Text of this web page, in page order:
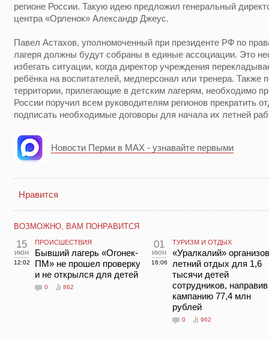
регионе России. Такую идею предложил генеральный
центра «Орленок» Александр Джеус.
Павел Астахов, уполномоченный при президенте РФ по
лагеря должны будут собраны в единые ассоциации. Это
избегать ситуации, когда директор учреждения
ребёнка на воспитателей, медперсонал или тренера. Также
территории, прилегающие в детским лагерям, необходимо
России поручил всем руководителям регионов прекратить
подписать необходимые договоры для начала их летней
Новости Перми в MAX - узнавайте первыми
Нравится
ВОЗМОЖНО, ВАМ ПОНРАВИТСЯ
15
июн
12:02
ПРОИСШЕСТВИЯ
Бывший лагерь «Огонек-
ПМ» не прошел проверку
и не открылся для детей
0 862
01
июн
16:06
ТУРИЗМ И ОТДЫХ
«Уралкалий»
летний отдых для 1,6
тысячи детей
сотрудников,
кампанию 77,4 млн
рублей
0 962